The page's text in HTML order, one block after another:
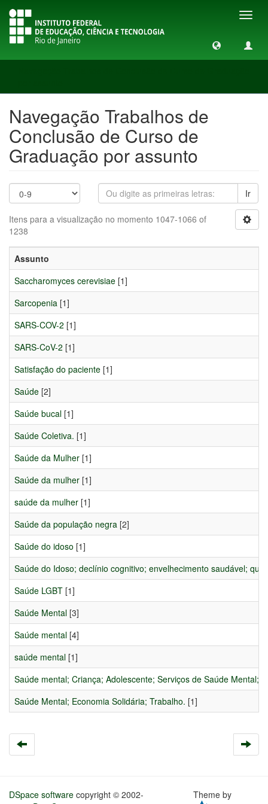
Navegação Trabalhos de
Conclusão de Curso de
Graduação por assunto
Ir
Itens para a visualização no momento 1047-1066 of
1238
Assunto
Saccharomyces cerevisiae [1]
Sarcopenia [1]
SARS-COV-2 [1]
SARS-CoV-2 [1]
Satisfação do paciente [1]
Saúde [2]
Saúde bucal [1]
Saúde Coletiva. [1]
Saúde da Mulher [1]
Saúde da mulher [1]
saúde da mulher [1]
Saúde da população negra [2]
Saúde do idoso [1]
Saúde do Idoso; declínio cognitivo; envelhecimento saudável;
Saúde LGBT [1]
Saúde Mental [3]
Saúde mental [4]
saúde mental [1]
Saúde mental; Criança; Adolescente; Serviços de Saúde Mental;
Saúde Mental; Economia Solidária; Trabalho. [1]
DSpace software copyright © 2002-
Theme by